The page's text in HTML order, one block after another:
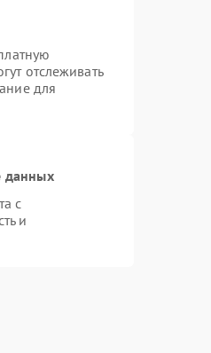
отслеживать
для
данных
с
и